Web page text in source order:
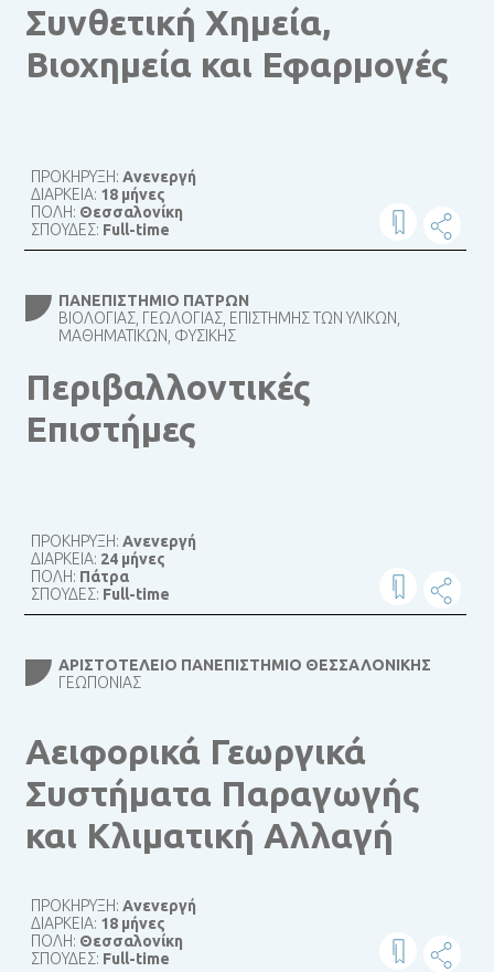
Συνθετική Χημεία,
Βιοχημεία και Εφαρμογές
ΠΡΟΚΗΡΥΞΗ:Ανενεργή
ΔΙΑΡΚΕΙΑ: 18 μήνες
ΠΟΛΗ: Θεσσαλονίκη
ΣΠΟΥΔΕΣ: Full-time
ΠΑΝΕΠΙΣΤΉΜΙΟ ΠΑΤΡΏΝ
ΒΙΟΛΟΓΊΑΣ, ΓΕΩΛΟΓΊΑΣ, ΕΠΙΣΤΉΜΗΣ ΤΩΝ ΥΛΙΚΏΝ,
ΜΑΘΗΜΑΤΙΚΏΝ, ΦΥΣΙΚΉΣ
Περιβαλλοντικές
Επιστήμες
ΠΡΟΚΗΡΥΞΗ:Ανενεργή
ΔΙΑΡΚΕΙΑ: 24 μήνες
ΠΟΛΗ: Πάτρα
ΣΠΟΥΔΕΣ: Full-time
ΑΡΙΣΤΟΤΈΛΕΙΟ ΠΑΝΕΠΙΣΤΉΜΙΟ ΘΕΣΣΑΛΟΝΊΚΗΣ
ΓΕΩΠΟΝΊΑΣ
Αειφορικά Γεωργικά
Συστήματα Παραγωγής
και Κλιματική Αλλαγή
ΠΡΟΚΗΡΥΞΗ:Ανενεργή
ΔΙΑΡΚΕΙΑ: 18 μήνες
ΠΟΛΗ: Θεσσαλονίκη
ΣΠΟΥΔΕΣ: Full-time